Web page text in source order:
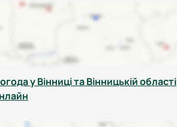
у Вінниці та Вінницькій області